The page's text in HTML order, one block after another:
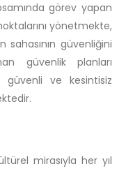
görev yapan
yönetmekte,
güvenliğini
güvenlik planları
güvenli ve kesintisiz
mirasıyla her yıl